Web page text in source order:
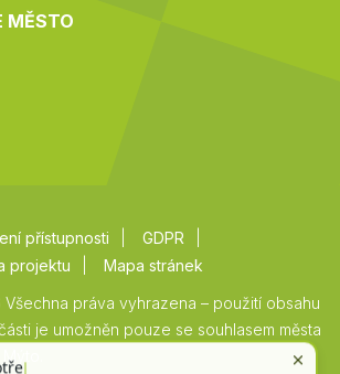
MĚSTO
přístupnosti
GDPR
projektu
Mapa stránek
práva vyhrazena – použití obsahu
je umožněn pouze se souhlasem města